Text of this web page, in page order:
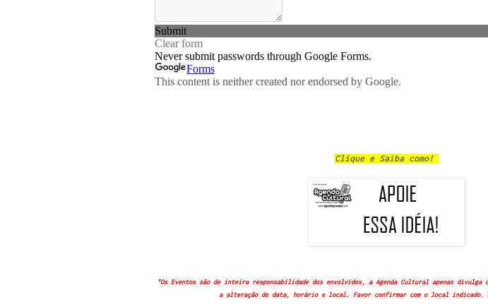
Clique e Saiba como!
"Os Eventos são de inteira responsabilidade dos envolvidos, a Agenda Cultural apenas divulga
a alteração de data, horário e local. Favor confirmar com o local indicado.